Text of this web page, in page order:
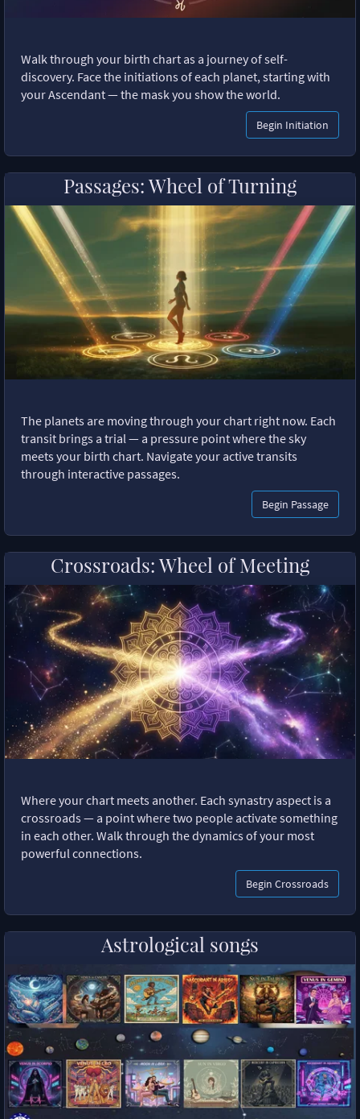
Walk through your birth chart as a journey of self-
discovery. Face the initiations of each planet, starting with
your Ascendant — the mask you show the world.
Begin Initiation
Passages: Wheel of Turning
The planets are moving through your chart right now. Each
transit brings a trial — a pressure point where the sky
meets your birth chart. Navigate your active transits
through interactive passages.
Begin Passage
Crossroads: Wheel of Meeting
Where your chart meets another. Each synastry aspect is a
crossroads — a point where two people activate something
in each other. Walk through the dynamics of your most
powerful connections.
Begin Crossroads
Astrological songs